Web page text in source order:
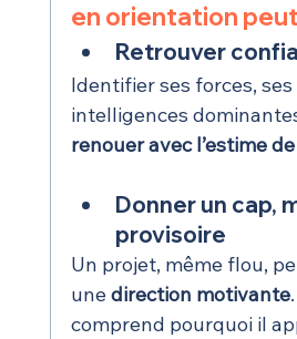
en orientation
Retrouver
Identifier ses forces,
intelligences
renouer avec l’estime
Donner un cap,
provisoire
Un projet, même flou,
une direction motivante
comprend pourquoi il